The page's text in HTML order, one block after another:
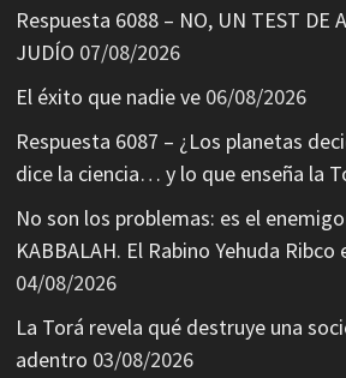
Respuesta 6088 – NO, UN TEST DE
JUDÍO 07/08/2026
El éxito que nadie ve 06/08/2026
Respuesta 6087 – ¿Los planetas
dice la ciencia… y lo que enseña la
No son los problemas: es el
KABBALAH. El Rabino Yehuda Ribco
04/08/2026
La Torá revela qué destruye una
adentro 03/08/2026